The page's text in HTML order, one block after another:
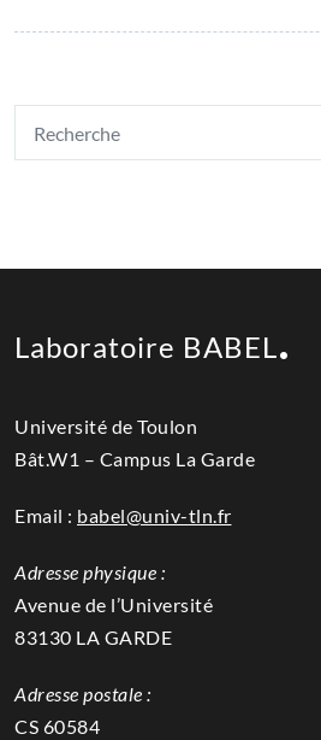
Laboratoire BABEL
Université de Toulon
Bât.W1 – Campus La Garde
Email : babel@univ-tln.fr
Adresse physique :
Avenue de l’Université
83130 LA GARDE
Adresse postale :
CS 60584